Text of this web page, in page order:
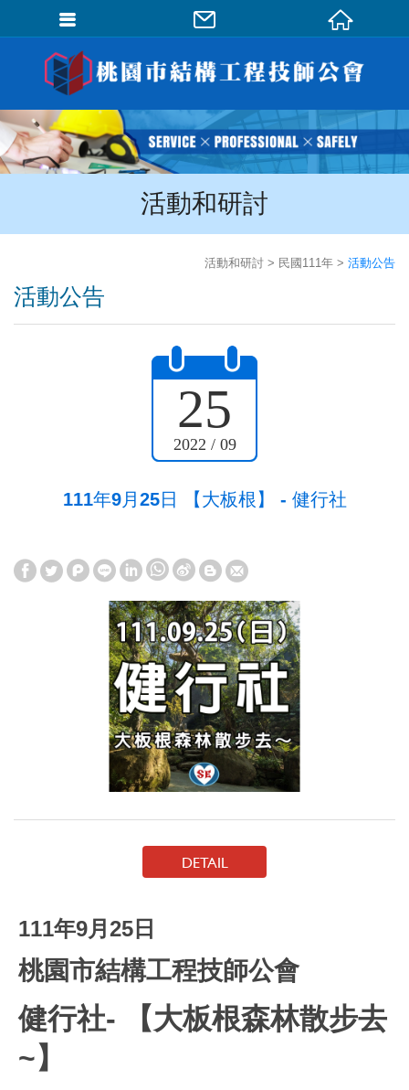
活動和研討
活動和研討 民國111年 活動公告
活動公告
25
2022 / 09
111年9月25日 【大板根】 - 健行社
DETAIL
111年9月25日
桃園市結構工程技師公會
健行社- 【大板根森林散步去
~】
加入會員
忘記密碼
密碼修改
填寫匯款通知